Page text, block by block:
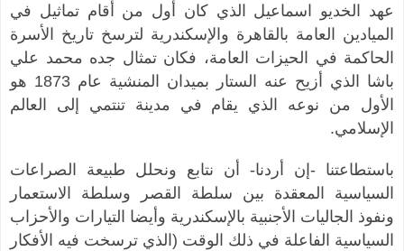
عهد الخديو اسماعيل الذي كان أول من أقام تماثيل في
الميادين العامة بالقاهرة والإسكندرية لترسخ تاريخ الأسرة
الحاكمة في الحيزات العامة، فكان تمثال جده محمد علي
باشا الذي أزيح عنه الستار بميدان المنشية عام 1873 هو
الأول من نوعه الذي يقام في مدينة تنتمي إلى العالم
الإسلامي.
باستطاعتنا -إن أردنا- أن نتابع ونحلل طبيعة الصراعات
السياسية المعقدة بين سلطة القصر وسلطة الاستعمار
ونفوذ الجاليات الأجنبية بالإسكندرية وأيضا التيارات والأحزاب
السياسية الفاعلة في ذلك الوقت (الذي ترسخت فيه الأفكار